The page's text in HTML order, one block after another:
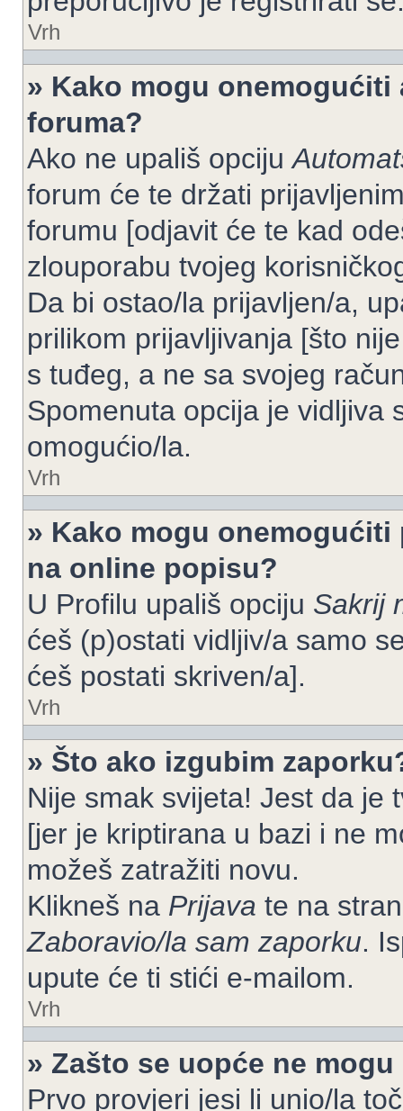
Vrh
» Kako mogu
foruma?
Ako ne upališ opciju
forum će te držati
forumu [odjavit će te kad
zlouporabu tvojeg
Da bi ostao/la prijavljen/a,
prilikom prijavljivanja [što
s tuđeg, a ne sa svojeg
Spomenuta opcija je vidljiva
omogućio/la.
Vrh
» Kako mogu
na online popisu?
U Profilu upališ opciju Sakrij
ćeš (p)ostati vidljiv/a samo
ćeš postati skriven/a].
Vrh
» Što ako izgubim
Nije smak svijeta! Jest da je
[jer je kriptirana u bazi i ne
možeš zatražiti novu.
Klikneš na Prijava te na
Zaboravio/la sam zaporku.
upute će ti stići e-mailom.
Vrh
» Zašto se uopće ne
Prvo provjeri jesi li unio/la